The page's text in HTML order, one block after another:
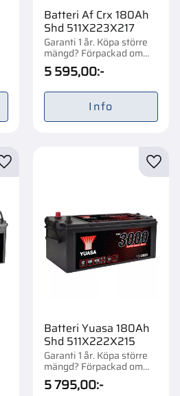
Batteri Af Crx 180Ah
Shd 511X223X217
Garanti 1 år. Köpa större
mängd? Förpackad om
1/21 st.
5 595,00:-
Info
Lägg till i favoriter
Batteri Yuasa 180Ah
Shd 511X222X215
Garanti 1 år. Köpa större
mängd? Förpackad om
1/21 st.
5 795,00:-